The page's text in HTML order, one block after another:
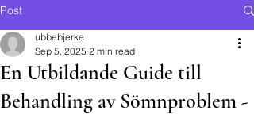
Post
En Utbildande Guide till
Behandling av Sömnproblem -
ubbebjerke
Sep 5, 2025 2 min read